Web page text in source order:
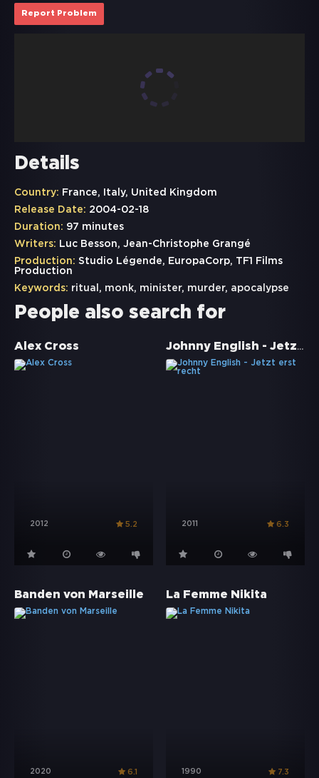
Report Problem
Details
Country: France, Italy, United Kingdom
Release Date: 2004-02-18
Duration: 97 minutes
Writers: Luc Besson, Jean-Christophe Grangé
Production: Studio Légende, EuropaCorp, TF1 Films
Production
Keywords: ritual , monk, minister, murder, apocalypse
People also search for
Alex Cross
2012 5.2
Johnny English - Jetzt erst recht
2011 6.3
Banden von Marseille
2020 6.1
La Femme Nikita
1990 7.3